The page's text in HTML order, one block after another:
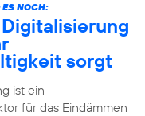
ES NOCH:
sorgt
ist ein
für das Eindämmen